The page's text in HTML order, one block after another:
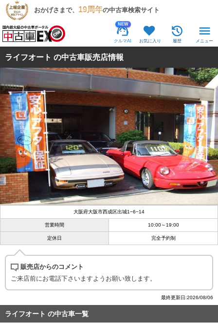
おかげさまで、 19周年の中古車検索サイト
NEW
クルマAI お気に入り 履歴 メニュー
ライフオート の中古車販売店情報
大阪府大阪市西成区出城1−6−14
営業時間 10:00～19:00
定休日 完全予約制
販売店からのコメント
ご来店前にお電話下さいますようお願い致します。
最終更新日:2026/08/06
ライフオート の中古車一覧